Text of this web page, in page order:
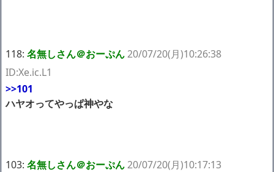
118: 名無しさん＠おーぷん20/07/20(月)10:26:38
ID:Xe.ic.L1
>>101
ハヤオってやっぱ神やな
103: 名無しさん＠おーぷん20/07/20(月)10:17:13